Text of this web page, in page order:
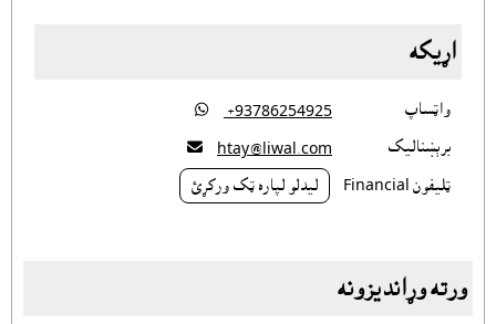
اړيکه
واټساپ ‎ +93786254925

برېښناليک htay@liwal.com

ټليفون Financial ليدلو لپاره ټک ورکړئ
ورته وړانديزونه